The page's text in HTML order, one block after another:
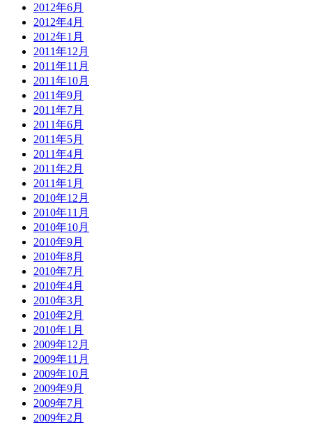
2012年6月
2012年4月
2012年1月
2011年12月
2011年11月
2011年10月
2011年9月
2011年7月
2011年6月
2011年5月
2011年4月
2011年2月
2011年1月
2010年12月
2010年11月
2010年10月
2010年9月
2010年8月
2010年7月
2010年4月
2010年3月
2010年2月
2010年1月
2009年12月
2009年11月
2009年10月
2009年9月
2009年7月
2009年2月